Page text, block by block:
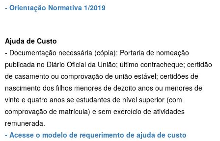
- Orientação Normativa 1/2019
Ajuda de Custo
- Documentação necessária (cópia): Portaria de nomeação
publicada no Diário Oficial da União; último contracheque; certidão
de casamento ou comprovação de união estável; certidões de
nascimento dos filhos menores de dezoito anos ou menores de
vinte e quatro anos se estudantes de nível superior (com
comprovação de matrícula) e sem exercício de atividades
remunerada.
- Acesse o modelo de requerimento de ajuda de custo